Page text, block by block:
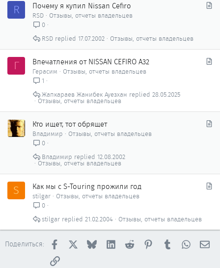
R
я
Почему я купил Nissan Cefiro
RSD
Отзывы, отчеты владельцев
0
Отзывы, отчеты владельцев
17.07.2002
RSD
Г Впечатления от NISSAN CEFIRO A32
Герасим
Отзывы, отчеты владельцев
1
Отзывы, отчеты владельцев
28.05.2025
Жапкараев Жанибек Ауезхан
Кто ищет, тот обрящет
Владимир
Отзывы, отчеты владельцев
0
Отзывы, отчеты владельцев
12.08.2002
Владимир
S
я
Как мы с S-Touring прожили год
stilgar
Отзывы, отчеты владельцев
0
Отзывы, отчеты владельцев
21.02.2004
stilgar
Поделиться: Facebook BlueskyLinkedInReddit PinterestTumblr
Ссылка